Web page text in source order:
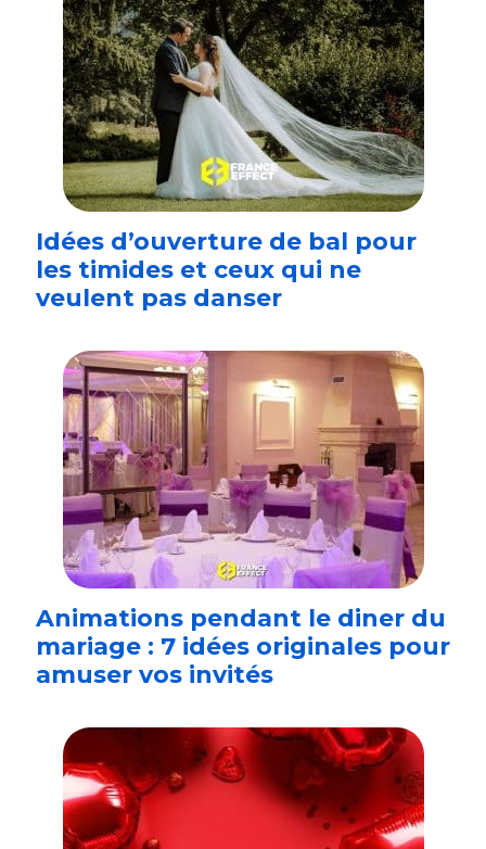
Idées d’ouverture de bal pour
les timides et ceux qui ne
veulent pas danser
Animations pendant le diner du
mariage : 7 idées originales pour
amuser vos invités